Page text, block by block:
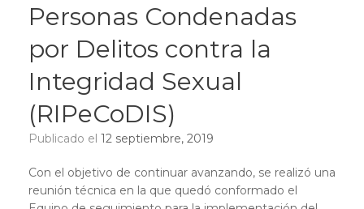
Personas Condenadas
por Delitos contra la
Integridad Sexual
(RIPeCoDIS)
Publicado el 12 septiembre, 2019
Con el objetivo de continuar avanzando, se realizó una
reunión técnica en la que quedó conformado el